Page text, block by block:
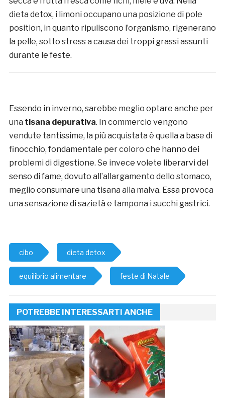
dieta detox, i limoni occupano una posizione di pole
position, in quanto ripuliscono l’organismo, rigenerano
la pelle, sotto stress a causa dei troppi grassi assunti
durante le feste.
Essendo in inverno, sarebbe meglio optare anche per
una tisana depurativa. In commercio vengono
vendute tantissime, la più acquistata è quella a base di
finocchio, fondamentale per coloro che hanno dei
problemi di digestione. Se invece volete liberarvi del
senso di fame, dovuto all’allargamento dello stomaco,
meglio consumare una tisana alla malva. Essa provoca
una sensazione di sazietà e tampona i succhi gastrici.
cibo dieta detox
equilibrio alimentare feste di Natale
POTREBBE INTERESSARTI ANCHE